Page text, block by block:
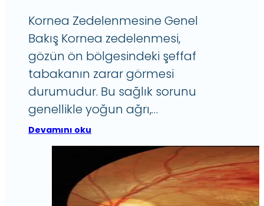
Kornea Zedelenmesine Genel
Bakış Kornea zedelenmesi,
gözün ön bölgesindeki şeffaf
tabakanın zarar görmesi
durumudur. Bu sağlık sorunu
genellikle yoğun ağrı,…
Devamını oku